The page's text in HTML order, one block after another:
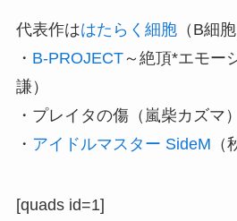
代表作ははたらく細胞（B細胞
・ B-PROJECT～絶頂*エモー
謙）
・プレイタの傷（嵐柴カズマ）
・ アイドルマスター SideM
[quads id=1]